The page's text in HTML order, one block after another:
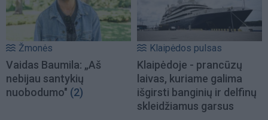
Žmonės
Vaidas Baumila: „Aš
nebijau santykių
nuobodumo" (2)
Klaipėdos pulsas
Klaipėdoje - prancūzų
laivas, kuriame galima
išgirsti banginių ir delfinų
skleidžiamus garsus